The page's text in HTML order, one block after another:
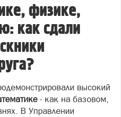
физике,
как сдали
высокий
- как на базовом,
В Управлении